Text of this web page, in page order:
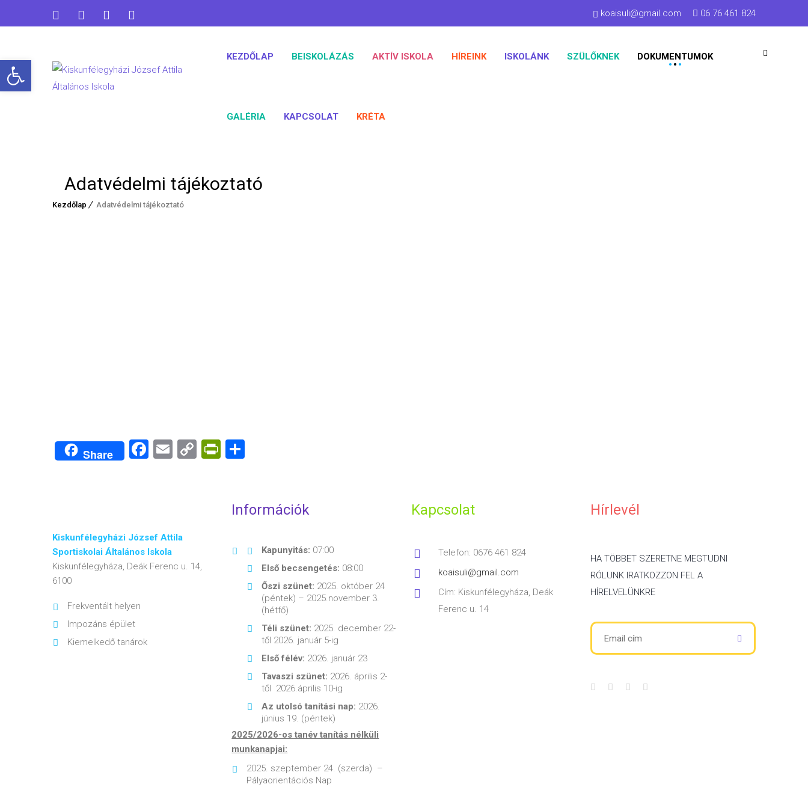
koaisuli@gmail.com 06 76 461 824
KEZDŐLAP BEISKOLÁZÁS AKTÍV ISKOLA HÍREINK ISKOLÁNK SZÜLŐKNEK DOKUMENTUMOK
GALÉRIA KAPCSOLAT KRÉTA
Adatvédelmi tájékoztató
Kezdőlap Adatvédelmi tájékoztató
Share Facebook
EmailCopyPrintFriendly
Kiskunfélegyházi József Attila
Sportiskolai Általános Iskola
Kiskunfélegyháza, Deák Ferenc u. 14,
6100
Frekventált helyen
Impozáns épület
Kiemelkedő tanárok
Információk
Kapunyitás: 07:00
Első becsengetés: 08:00
Őszi szünet: 2025. október 24
(péntek) – 2025.november 3.
(hétfő)
Téli szünet: 2025. december 22-
től 2026. január 5-ig
Első félév: 2026. január 23
Tavaszi szünet: 2026. április 2-
től 2026.április 10-ig
Az utolsó tanítási nap: 2026.
június 19. (péntek)
2025/2026-os tanév tanítás nélküli
munkanapjai:
2025. szeptember 24. (szerda) –
Pályaorientációs Nap
Kapcsolat
Telefon: 0676 461 824
koaisuli@gmail.com
Cím: Kiskunfélegyháza, Deák
Ferenc u. 14
Hírlevél
HA TÖBBET SZERETNE MEGTUDNI
RÓLUNK IRATKOZZON FEL A
HÍRELVELÜNKRE
Open toolbar